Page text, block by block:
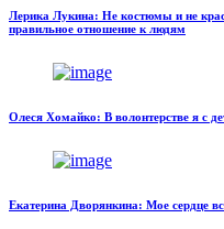
Лерика Лукина: Не костюмы и не
правильное отношение к людям
Олеся Хомайко: В волонтерстве я с
Екатерина Дворянкина: Мое сердце